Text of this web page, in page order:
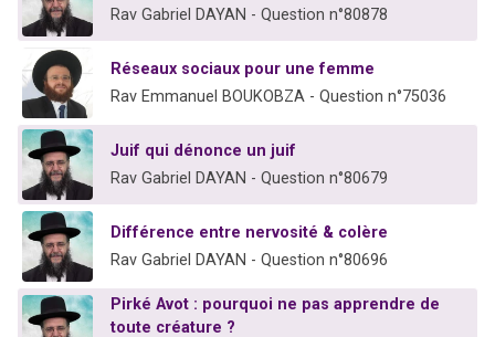
Rav Gabriel DAYAN - Question n°80878
Réseaux sociaux pour une femme
Rav Emmanuel BOUKOBZA - Question n°75036
Juif qui dénonce un juif
Rav Gabriel DAYAN - Question n°80679
Différence entre nervosité & colère
Rav Gabriel DAYAN - Question n°80696
Pirké Avot : pourquoi ne pas apprendre de
toute créature ?